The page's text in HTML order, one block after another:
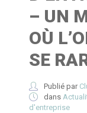
– UN
OÙ
SE
Publié par
dans
d'entreprise